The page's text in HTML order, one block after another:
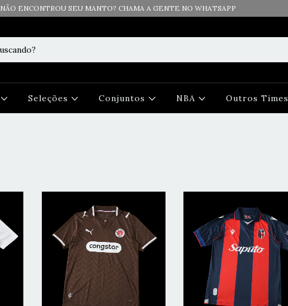
NÃO ENCONTROU SEU MANTO? CHAMA A GENTE NO WHATSAPP
Seleções Conjuntos NBA Outros Times